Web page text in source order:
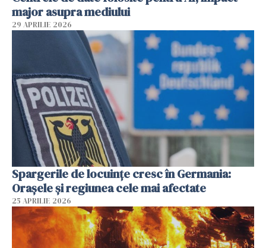
major asupra mediului
29 APRILIE 2026
Spargerile de locuințe cresc în Germania:
Orașele și regiunea cele mai afectate
25 APRILIE 2026